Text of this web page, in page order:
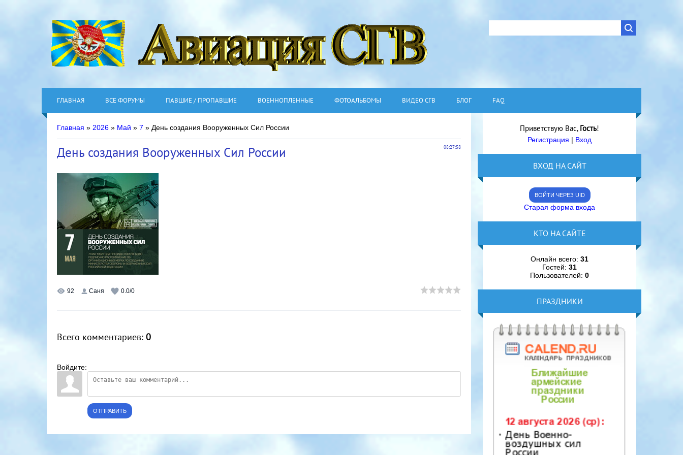
ГЛАВНАЯ ВСЕ ФОРУМЫ ПАВШИЕ / ПРОПАВШИЕ ВОЕННОПЛЕННЫЕ ФОТОАЛЬБОМЫ ВИДЕО СГВ БЛОГ FAQ
Главная » 2026 » Май » 7 » День создания Вооруженных Сил России
08:27:58
День создания Вооруженных Сил России
92 Саня 0.0/0
Всего комментариев: 0
Войдите:
ОТПРАВИТЬ
Приветствую Вас, Гость!
Регистрация | Вход
ВХОД НА САЙТ
ВОЙТИ ЧЕРЕЗ UID
Старая форма входа
КТО НА САЙТЕ
Онлайн всего:31
Гостей:31
Пользователей:0
ПРАЗДНИКИ